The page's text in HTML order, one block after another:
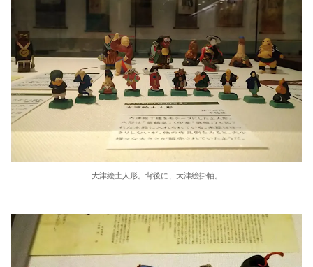
大津絵土人形。背後に、大津絵掛軸。